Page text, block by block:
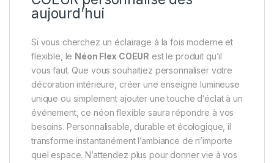
aujourd’hui
Si vous cherchez un éclairage à la fois moderne et
flexible, le Néon Flex COEUR est le produit qu’il
vous faut. Que vous souhaitiez personnaliser votre
décoration intérieure, créer une enseigne lumineuse
unique ou simplement ajouter une touche d’éclat à un
événement, ce néon flexible saura répondre à vos
besoins. Personnalisable, durable et écologique, il
transforme instantanément l’ambiance de n’importe
quel espace. N’attendez plus pour donner vie à vos